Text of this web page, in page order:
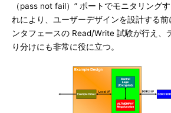
（pass not fail）” ポートでモニタリング
れにより、ユーザーデザインを設計する前
ンタフェースの Read/Write 試験が行え、
り分けにも非常に役に立つ。